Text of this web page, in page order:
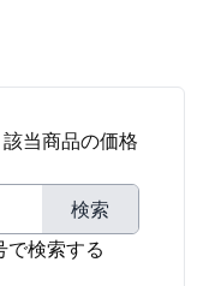
チ・錠前装置・周
当商品の価格
検索
で検索する